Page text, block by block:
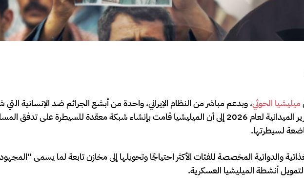
ميليشيا الحوثي، وبدعم مباشر من النظام الإيراني، واحدة من أبشع الجرائم ضد الإنسانية
القرن الحادي والعشرين، حيث تشير التقارير الميدانية لعام 2026 إلى أن الميليشيا قامت بإنشاء شبكة معقدة للسيطرة على
لسيطرتها.
والدوائية المخصصة للفئات الأكثر احتياجًا وتحويلها إلى مخازن تابعة لما يسمى
أنشطة الميليشيا العسكرية.